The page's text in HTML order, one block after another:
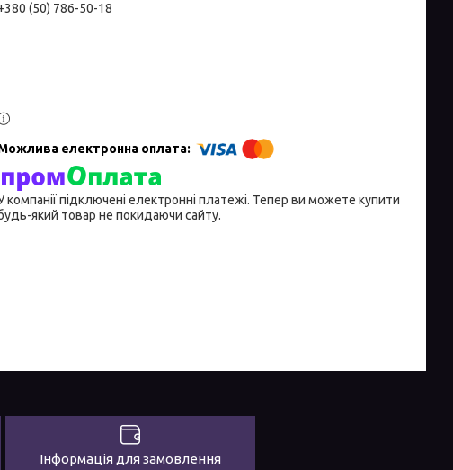
(50) 786-50-18
компанії підключені електронні платежі. Тепер ви можете купити
який товар не покидаючи сайту.
Інформація для замовлення